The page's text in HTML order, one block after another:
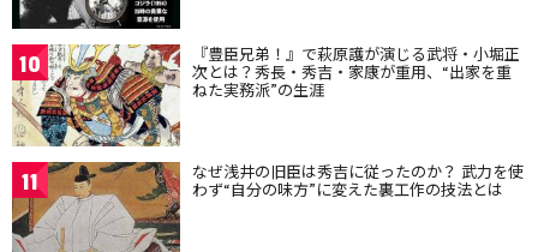
10 『豊臣兄弟！』で萩原護が演じる武将・小堀正
次とは？秀長・秀吉・家康が重用、“出家を重
ねた実務派”の生涯
11 なぜ浅井の旧臣は秀吉に従ったのか？ 武力を使
わず“自分の味方”に変えた裏工作の技法とは